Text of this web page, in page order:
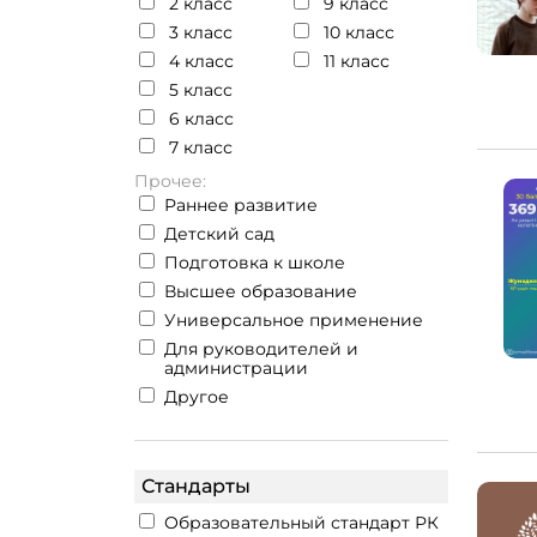
3 класс
4 класс
5 класс
6 класс
7 класс
10 класс
11 класс
Прочее:
Раннее развитие
Детский сад
Подготовка к школе
Высшее образование
Универсальное применение
Для руководителей и
администрации
Другое
Стандарты
Образовательный стандарт РК